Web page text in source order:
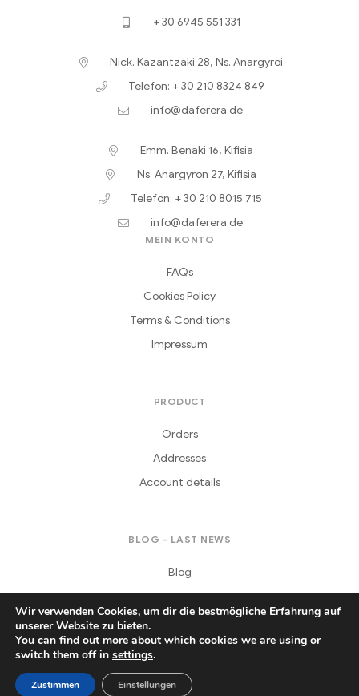
Producte Sende Blumen
+ 30 6945 551 331
Nick. Kazantzaki 28, Ns. Anargyroi
Telefon: + 30 210 8324 849
info@daferera.de
Emm. Benaki 16, Kifisia
Ns. Anargyron 27, Kifisia
Telefon: + 30 210 8015 715
info@daferera.de
MEIN KONTO
FAQs
Cookies Policy
Terms & Conditions
Impressum
PRODUCT
Orders
Addresses
Account details
BLOG - LAST NEWS
Blog
Copyright © 2021Daferera
Wir verwenden Cookies, um dir die bestmögliche Erfahrung auf
unserer Website zu bieten.
You can find out more about which cookies we are using or
switch them off in settings.
Zustimmen Einstellungen